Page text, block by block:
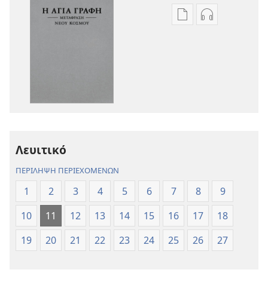
Επιλογές
2017)
Επιλογές
2017)
Λευιτικό
ΠΕΡΙΛΗΨΗ ΠΕΡΙΕΧΟΜΕΝΩΝ
1 2 3 4 5 6 7 8
9
10
11 12 13 14 15 16 17
18
19
20 21 22 23 24 25 26 27